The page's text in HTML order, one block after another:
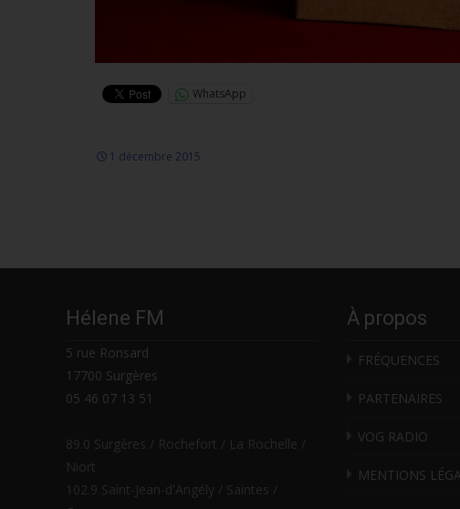
WhatsApp
1 décembre 2015
Hélene FM
5 rue Ronsard
17700 Surgères
05 46 07 13 51
89.0 Surgères / Rochefort / La Rochelle /
Niort
102.9 Saint-Jean-d'Angély / Saintes /
À propos
FRÉQUENCES
PARTENAIRES
VOG RADIO
MENTIONS